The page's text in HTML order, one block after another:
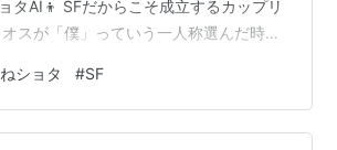
タAI👦 SFだからこそ成立するカップリ
スが「僕」っていう一人称選んだ時に
後まで逆転なし。これはポイント高い
ク界でBLと同じくらいリバが許されな
ゆえ。おねショタラベルのついたショ
ショタ #SF